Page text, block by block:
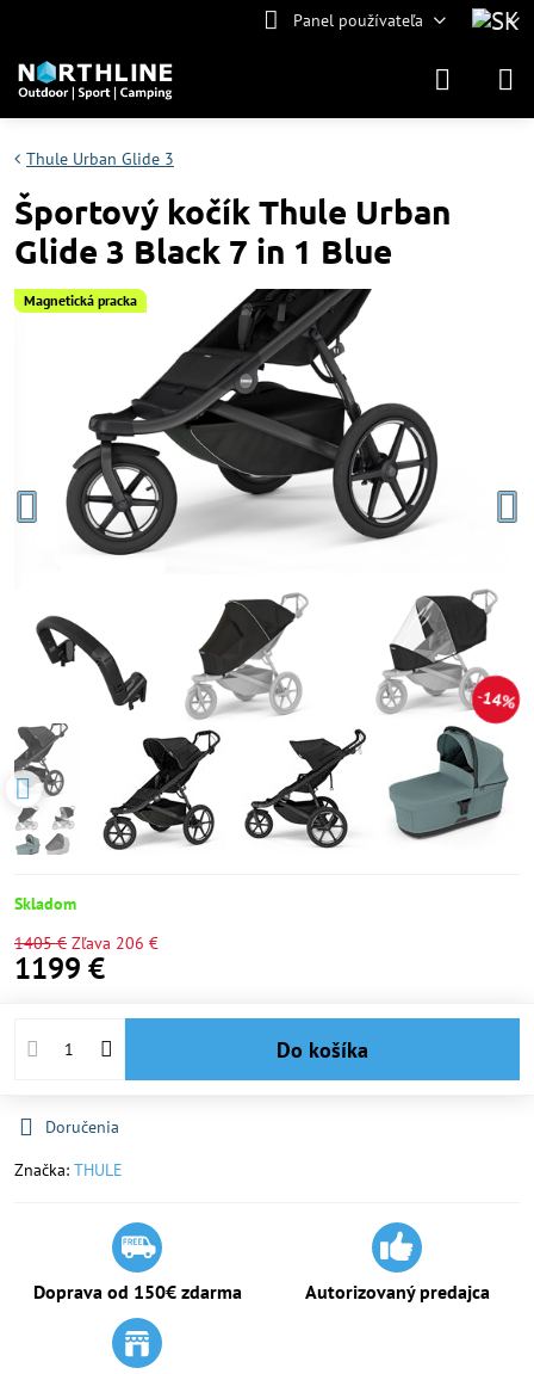
Panel používateľa
Magnetická pracka
14%
Thule Urban Glide 3
Športový kočík Thule Urban
Glide 3 Black 7 in 1 Blue
Skladom
1405 € Zľava 206 €
1199 €
Do košíka
Doručenia
Značka: THULE
Doprava od 150€ zdarma Autorizovaný predajca